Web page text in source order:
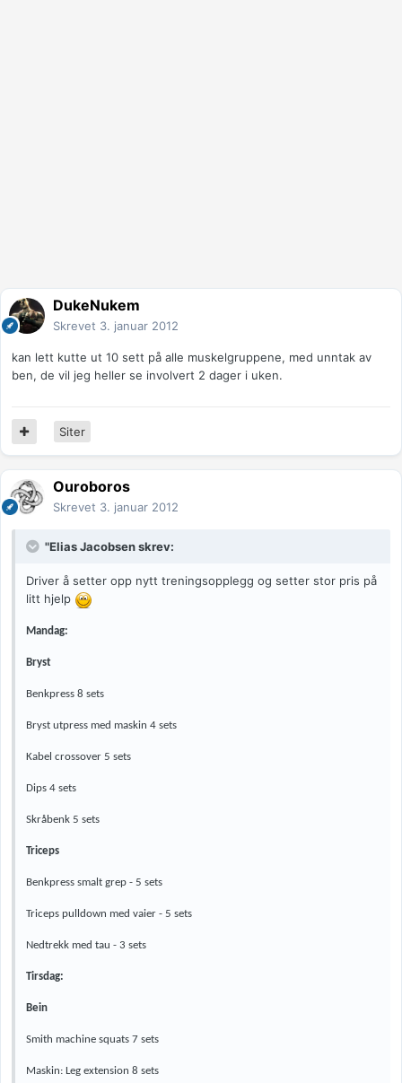
DukeNukem
Skrevet 3. januar 2012
kan lett kutte ut 10 sett på alle muskelgruppene, med unntak av
ben, de vil jeg heller se involvert 2 dager i uken.
Siter
Ouroboros
Skrevet 3. januar 2012
"Elias Jacobsen skrev:
Driver å setter opp nytt treningsopplegg og setter stor pris på
litt hjelp
Mandag:
Bryst
Benkpress 8 sets
Bryst utpress med maskin 4 sets
Kabel crossover 5 sets
Dips 4 sets
Skråbenk 5 sets
Triceps
Benkpress smalt grep - 5 sets
Triceps pulldown med vaier - 5 sets
Nedtrekk med tau - 3 sets
Tirsdag:
Bein
Smith machine squats 7 sets
Maskin: Leg extension 8 sets